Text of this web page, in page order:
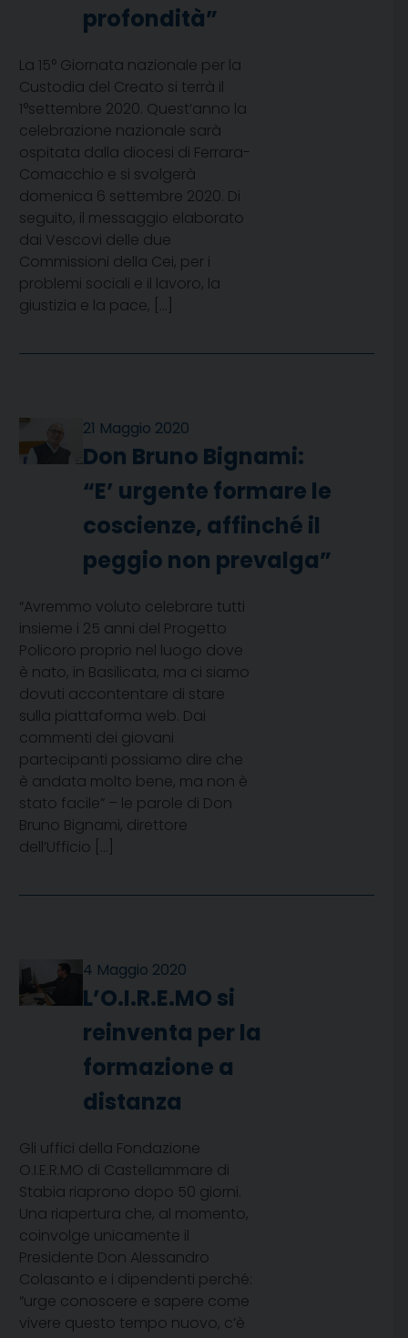
profondità”
La 15° Giornata nazionale per la
Custodia del Creato si terrà il
1°settembre 2020. Quest’anno la
celebrazione nazionale sarà
ospitata dalla diocesi di Ferrara-
Comacchio e si svolgerà
domenica 6 settembre 2020. Di
seguito, il messaggio elaborato
dai Vescovi delle due
Commissioni della Cei, per i
problemi sociali e il lavoro, la
giustizia e la pace, […]
21 Maggio 2020
Don Bruno Bignami:
“E’ urgente formare le
coscienze, affinché il
peggio non prevalga”
“Avremmo voluto celebrare tutti
insieme i 25 anni del Progetto
Policoro proprio nel luogo dove
è nato, in Basilicata, ma ci siamo
dovuti accontentare di stare
sulla piattaforma web. Dai
commenti dei giovani
partecipanti possiamo dire che
è andata molto bene, ma non è
stato facile” – le parole di Don
Bruno Bignami, direttore
dell’Ufficio […]
4 Maggio 2020
L’O.I.R.E.MO si
reinventa per la
formazione a
distanza
Gli uffici della Fondazione
O.I.E.R.MO di Castellammare di
Stabia riaprono dopo 50 giorni.
Una riapertura che, al momento,
coinvolge unicamente il
Presidente Don Alessandro
Colasanto e i dipendenti perché:
“urge conoscere e sapere come
vivere questo tempo nuovo, c’è